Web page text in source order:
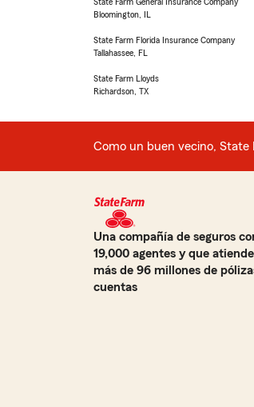
Bloomington, IL
State Farm Florida Insurance Company
Tallahassee, FL
State Farm Lloyds
Richardson, TX
Como un buen vecino, State
Una compañía de seguros
19,000 agentes y que
más de 96 millones de
cuentas